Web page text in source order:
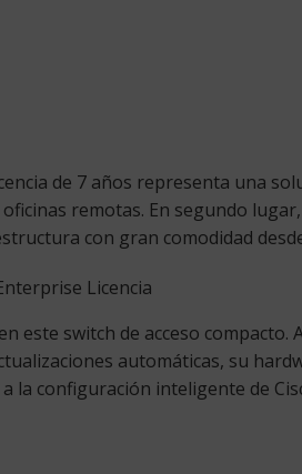
de 7 años representa una
remotas. En segundo
con gran comodidad
Licencia
este switch de acceso
automáticas, su
la configuración inteligente de